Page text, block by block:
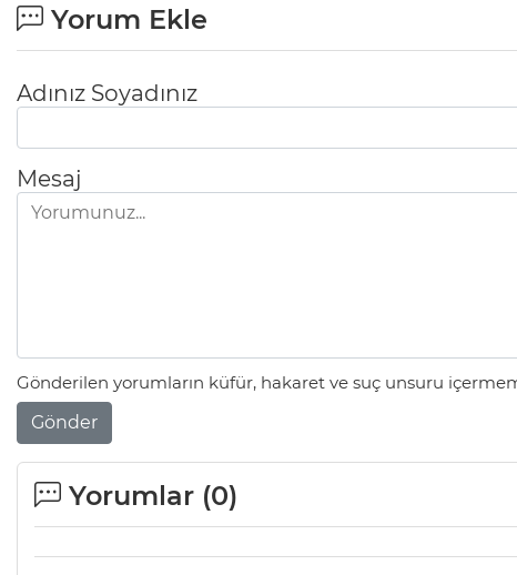
Yorum Ekle
Adınız Soyadınız
Mesaj
Gönderilen yorumların küfür, hakaret ve suç unsuru
Gönder
Yorumlar (0)